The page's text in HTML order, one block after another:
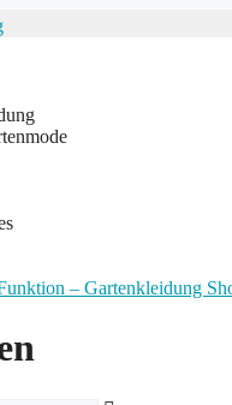
– Gartenkleidung